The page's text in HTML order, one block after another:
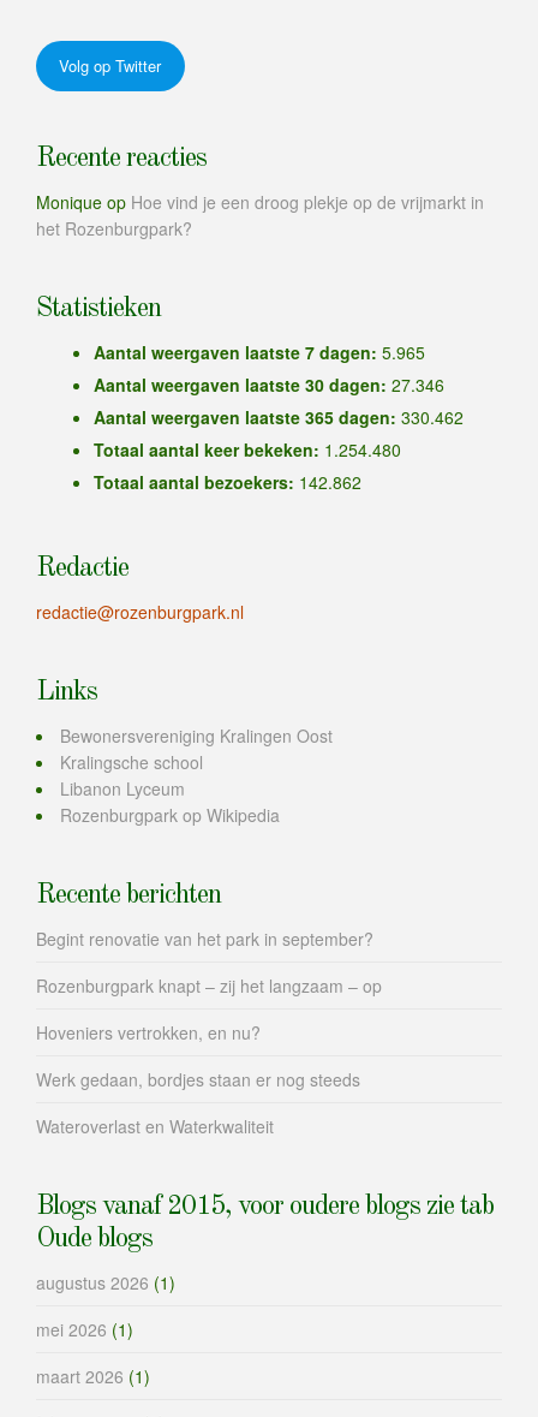
Volg op Twitter
Recente reacties
Monique op Hoe vind je een droog plekje op de vrijmarkt in
het Rozenburgpark?
Statistieken
Aantal weergaven laatste 7 dagen: 5.965
Aantal weergaven laatste 30 dagen: 27.346
Aantal weergaven laatste 365 dagen: 330.462
Totaal aantal keer bekeken: 1.254.480
Totaal aantal bezoekers: 142.862
Redactie
redactie@rozenburgpark.nl
Links
Bewonersvereniging Kralingen Oost
Kralingsche school
Libanon Lyceum
Rozenburgpark op Wikipedia
Recente berichten
Begint renovatie van het park in september?
Rozenburgpark knapt – zij het langzaam – op
Hoveniers vertrokken, en nu?
Werk gedaan, bordjes staan er nog steeds
Wateroverlast en Waterkwaliteit
Blogs vanaf 2015, voor oudere blogs zie tab
Oude blogs
augustus 2026 (1)
mei 2026 (1)
maart 2026 (1)